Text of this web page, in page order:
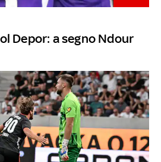
Depor: a segno Ndour